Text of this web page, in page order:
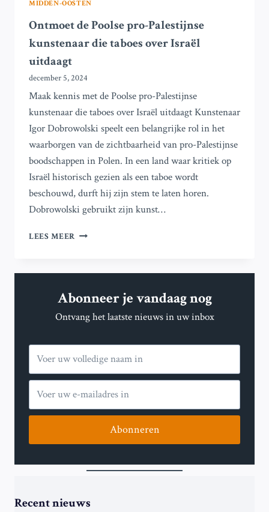
MIDDEN-OOSTEN
Ontmoet de Poolse pro-Palestijnse
kunstenaar die taboes over Israël
uitdaagt
december 5, 2024
Maak kennis met de Poolse pro-Palestijnse
kunstenaar die taboes over Israël uitdaagt Kunstenaar
Igor Dobrowolski speelt een belangrijke rol in het
waarborgen van de zichtbaarheid van pro-Palestijnse
boodschappen in Polen. In een land waar kritiek op
Israël historisch gezien als een taboe wordt
beschouwd, durft hij zijn stem te laten horen.
Dobrowolski gebruikt zijn kunst…
LEES MEER ONTMOET
PRO-
KUNSTENAAR
TABOES
ISRAËL
UITDAAGT
Abonneer je vandaag nog
Ontvang het laatste nieuws in uw inbox
Abonneren
Recent nieuws